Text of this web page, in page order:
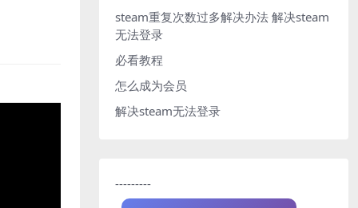
steam重复次数过多解决办法 解决steam
无法登录
必看教程
怎么成为会员
解决steam无法登录
---------